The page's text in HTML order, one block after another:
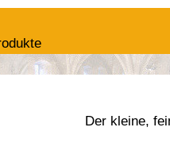
Der kleine,